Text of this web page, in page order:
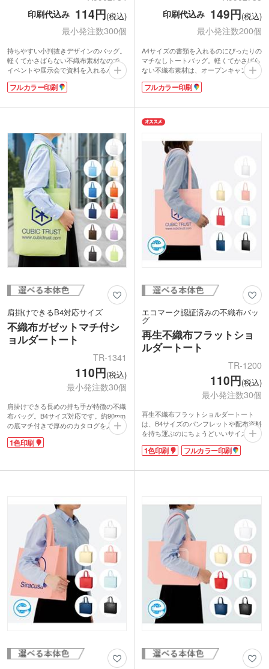
印刷代込み 114円(税込)
最小発注数300個
持ちやすい小判抜きデザインのバッグ。
軽くてかさばらない不織布素材なので、
イベントや展示会で資料を入れるバッグ
に最適です。たくさん手に持って配りや
すいマチなしタイプ。書類やパンフレッ
フチなしで片面に全面フルカラー印刷が
展示会会場でもインパクト抜群です！
フルカラー印刷
印刷代込み 149円(税込)
最小発注数200個
A4サイズの書類を入れるのにぴったりの
マチなしトートバッグ。軽くてかさばら
ない不織布素材は、オープンキャンパス
や展示会で資料を入れるバッグの定番で
す。
パクト抜群！片面フルカラーでの印刷代
込みでこの低価格。お手頃にオリジナル
バッグが作成できます。
フルカラー印刷
肩掛けできるB4対応サイズ
不織布ガゼットマチ付シ
ョルダートート
TR-1341
110円(税込)
最小発注数30個
肩掛けできる長めの持ち手が特徴の不織
布バッグ。B4サイズ対応です。約90mm
の底マチ付きで厚めのカタログを入れた
り、衣類を入れることができます。資料
を配布する展示会や説明会での使用やア
コーポレートカラーに合わせた色選びが
ジナルバッグを製作できます。
1色印刷
エコマーク認証済みの不織布バッ
グ
再生不織布フラットショ
ルダートート
TR-1200
110円(税込)
最小発注数30個
再生不織布フラットショルダートート
は、B4サイズのパンフレットや配布資料
を持ち運ぶのにちょうどいいサイズ感。
持ち手が長めで肩掛けできるマチなしタ
イプです。不織布の端切れなどを集めて
しています。不織布バッグでは珍しいエ
印刷範囲が広いので、企業ロゴや学校名
をPRするのに最適です。シンプルな1色
か、目を引きやすいフルカラーで名入れ
できます。学校説明会や展示会で配布す
るのにおすすめです。
1色印刷 フルカラー印刷